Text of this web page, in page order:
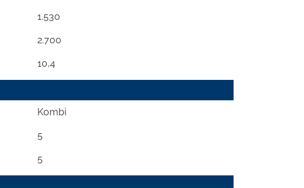
1.530
2.700
10,4
Kombi
5
5